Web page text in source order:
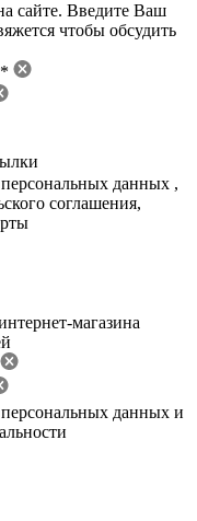
сайте. Введите Ваш
чтобы обсудить
персональных данных ,
соглашения,
магазина
персональных данных и